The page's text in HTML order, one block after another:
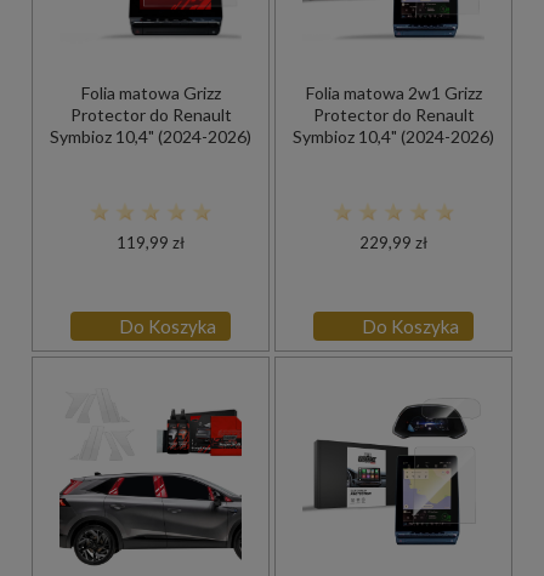
Folia matowa Grizz
Protector do Renault
Symbioz 10,4" (2024-2026)
119,99 zł
Do Koszyka
Folia matowa 2w1 Grizz
Protector do Renault
Symbioz 10,4" (2024-2026)
229,99 zł
Do Koszyka